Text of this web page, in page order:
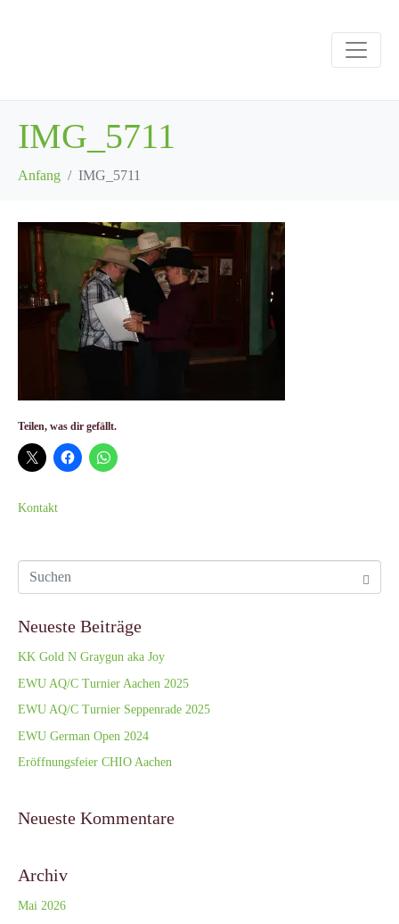
IMG_5711
Anfang IMG_5711
Teilen, was dir gefällt.
Kontakt
Neueste Beiträge
KK Gold N Graygun aka Joy
EWU AQ/C Turnier Aachen 2025
EWU AQ/C Turnier Seppenrade 2025
EWU German Open 2024
Eröffnungsfeier CHIO Aachen
Neueste Kommentare
Archiv
Mai 2026